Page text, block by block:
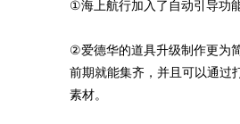
①海上航行加入了自动引导功能
②爱德华的道具升级制作更为
前期就能集齐，并且可以通过
素材。